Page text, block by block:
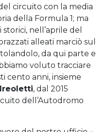
circuito con la media
della Formula 1; ma
nell’aprile del
alleati marciò sul
da qui parte e
voluto tracciare
cento anni, insieme
, dal 2015
dell’Autodromo